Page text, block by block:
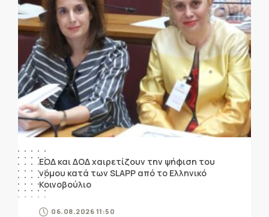
ΕΟΔ και ΔΟΔ χαιρετίζουν την ψήφιση του
νόμου κατά των SLAPP από το Ελληνικό
Κοινοβούλιο
06.08.2026 11:50